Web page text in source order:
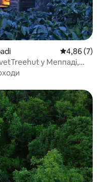
Середня
4,86 (7)
у Меппаді,